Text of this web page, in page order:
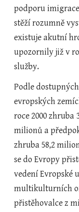
podporu
stěží rozumně
existuje akutní
upozornily již v
služby.
Podle
evropských
roce 2000 zhruba
milionů a
zhruba 58,2
se do Evropy
vedení Evropské
multikulturních
přistěhovalce z